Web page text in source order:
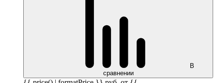
В
сравнении